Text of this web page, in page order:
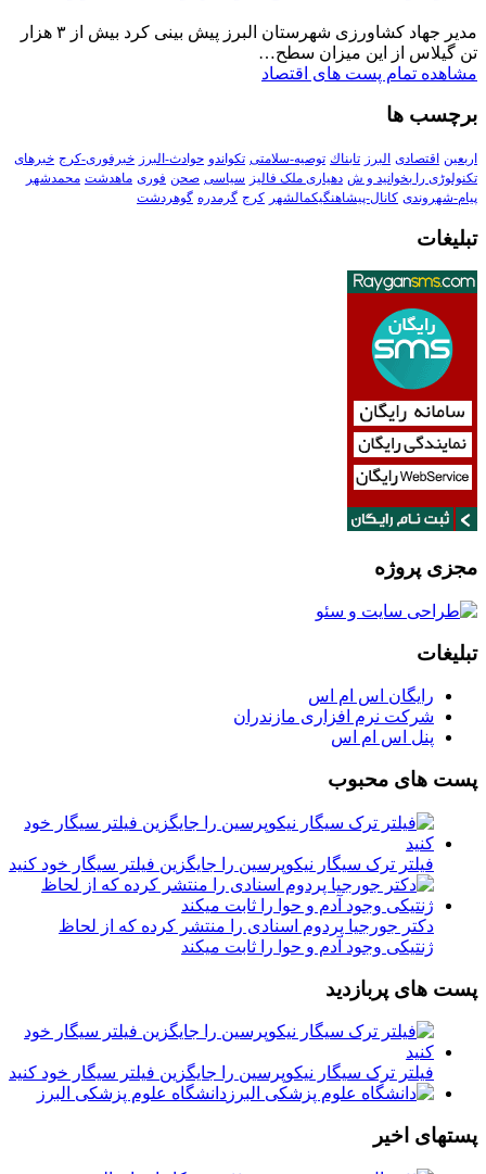
مدیر جهاد کشاورزی شهرستان البرز پیش بینی کرد بیش از ۳ هزار
تن گیلاس از این میزان سطح…
مشاهده تمام پست های اقتصاد
برچسب ها
اربعین اقتصادی البرز تابناك توصیه-سلامتی تکواندو حوادث-البرز خبرفوری-کرج خبرهای
تکنولوڑی را بخوانید و ش دهیاری ملک فالیز سیاسی صحن فوری ماهدشت محمدشهر
پیام-شهروندی کانال-پیشاهنگیکمالشهر کرج گرمدره گوهردشت
تبلیغات
مجزی پروژه
تبلیغات
رایگان اس ام اس
شرکت نرم افزاری مازندران
پنل اس ام اس
پست های محبوب
فیلتر ترک سیگار نیکوپرسین را جایگزین فیلتر سیگار خود کنید
دکتر جورجیا پردوم اسنادی را منتشر کرده که از لحاظ
ژنتیکی وجود آدم و حوا را ثابت میکند
پست های پربازدید
فیلتر ترک سیگار نیکوپرسین را جایگزین فیلتر سیگار خود کنید
دانشگاه علوم پزشکی البرز
پستهای اخیر